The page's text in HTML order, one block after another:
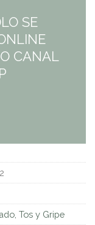
SE
CANAL
Tos y Gripe